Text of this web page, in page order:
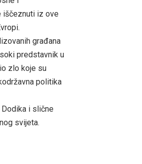
iščeznuti iz ove
građana
predstavnik u
zlo koje su
politika
Dodika i slične
svijeta.